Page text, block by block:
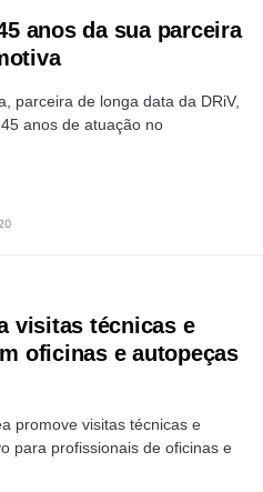
anos da sua parceira
parceira de longa data da DRiV,
anos de atuação no
visitas técnicas e
oficinas e autopeças
promove visitas técnicas e
para profissionais de oficinas e